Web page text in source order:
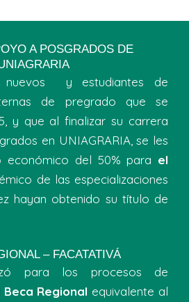
A POSGRADOS DE
nuevos y estudiantes de
de pregrado que se
y que al finalizar su carrera
en UNIAGRARIA, se les
económico del 50% para el
de las especializaciones
hayan obtenido su título de
– FACATATIVÁ
para los procesos de
Beca Regional equivalente al